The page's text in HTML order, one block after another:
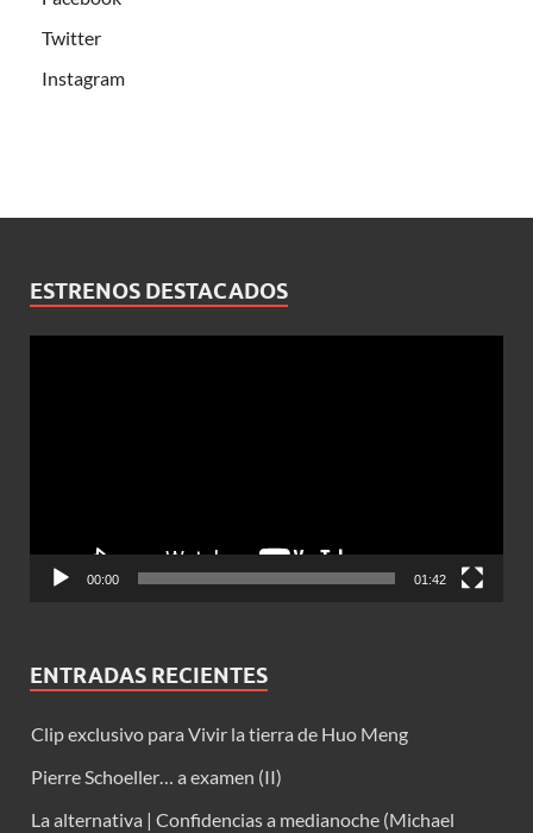
Twitter
Instagram
ESTRENOS DESTACADOS
00:00 01:42
ENTRADAS RECIENTES
Clip exclusivo para Vivir la tierra de Huo Meng
Pierre Schoeller… a examen (II)
La alternativa | Confidencias a medianoche (Michael